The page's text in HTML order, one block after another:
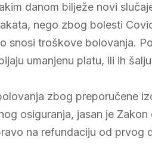
danom bilježe novi
nego zbog bolesti
snosi troškove bolovanja.
umanjenu platu, ili ih
zbog preporučene
osiguranja, jasan je
na refundaciju od prvog